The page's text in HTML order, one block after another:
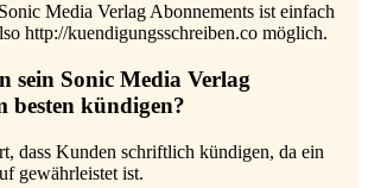
Media Verlag Abonnements ist einfach
http://kuendigungsschreiben.co möglich.
sein Sonic Media Verlag
besten kündigen?
dass Kunden schriftlich kündigen, da ein
gewährleistet ist.